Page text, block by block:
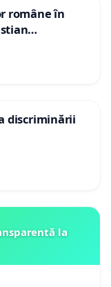
române în
de
discriminării
la